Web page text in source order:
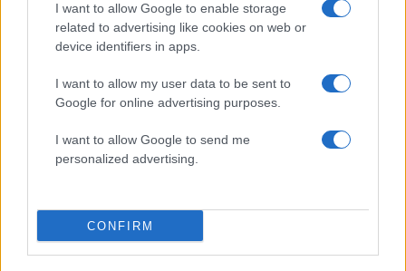
I want to allow Google to enable storage
related to advertising like cookies on web or
device identifiers in apps.
I want to allow my user data to be sent to
Google for online advertising purposes.
I want to allow Google to send me
personalized advertising.
CONFIRM
2000 /2000
Όροι Χρήσης . Το site προστατεύεται από reCAPTCHA, ισχύουν
Ελλάδα
Share:
Ακολουθήστε το Νewsit.gr στοGoogle Newsκαι